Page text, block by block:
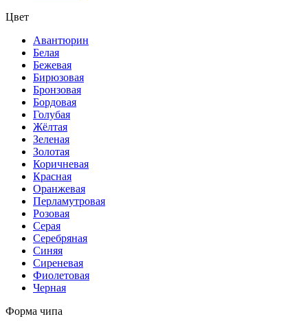
Цвет
Авантюрин
Белая
Бежевая
Бирюзовая
Бронзовая
Бордовая
Голубая
Жёлтая
Зеленая
Золотая
Коричневая
Красная
Оранжевая
Перламутровая
Розовая
Серая
Серебряная
Синяя
Сиреневая
Фиолетовая
Черная
Форма чипа